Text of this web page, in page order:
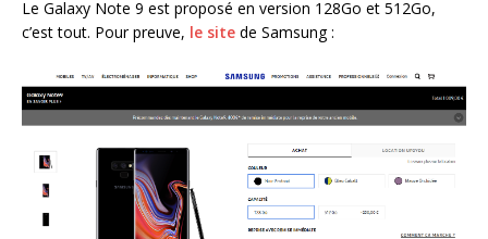
Le Galaxy Note 9 est proposé en version 128Go et 512Go,
c’est tout. Pour preuve, le site de Samsung :